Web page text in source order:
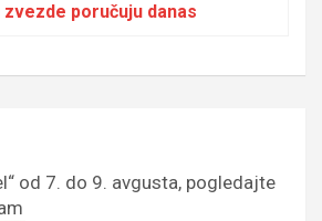
poručuju danas
od 7. do 9. avgusta, pogledajte